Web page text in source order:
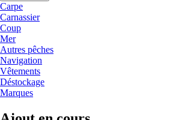
Carpe
Carnassier
Coup
Mer
Autres pêches
Navigation
Vêtements
Déstockage
Marques